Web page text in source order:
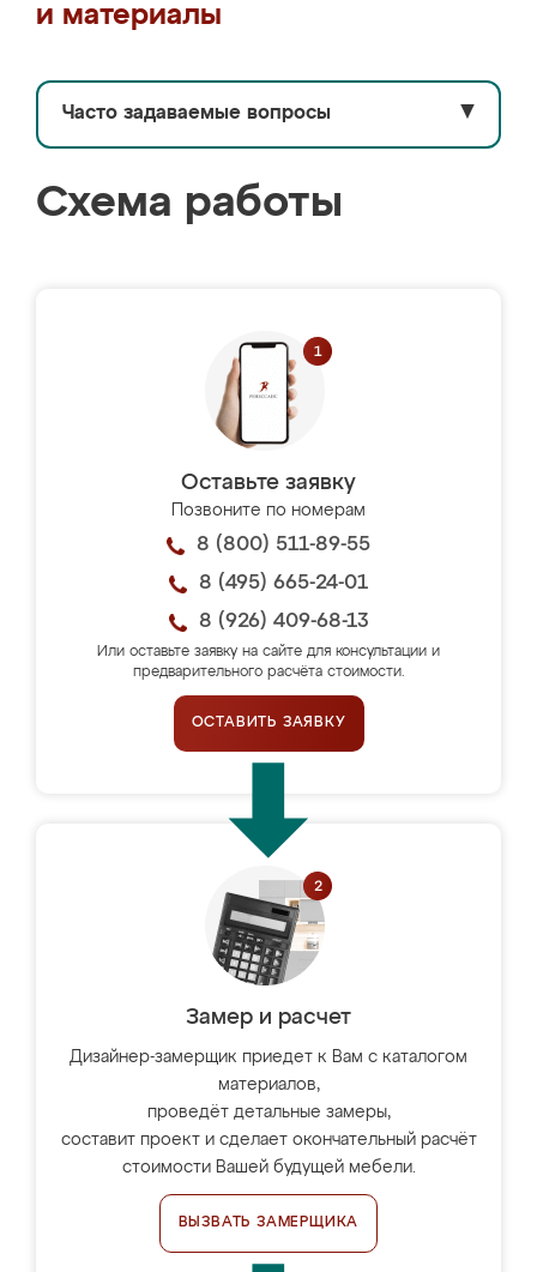
и материалы
Часто задаваемые вопросы ▼
Схема работы
Оставьте заявку
Позвоните по номерам
8 (800) 511-89-55
8 (495) 665-24-01
8 (926) 409-68-13
Или оставьте заявку на сайте для консультации и
предварительного расчёта стоимости.
ОСТАВИТЬ ЗАЯВКУ
Замер и расчет
Дизайнер-замерщик приедет к Вам с каталогом
материалов,
проведёт детальные замеры,
составит проект и сделает окончательный расчёт
стоимости Вашей будущей мебели.
ВЫЗВАТЬ ЗАМЕРЩИКА